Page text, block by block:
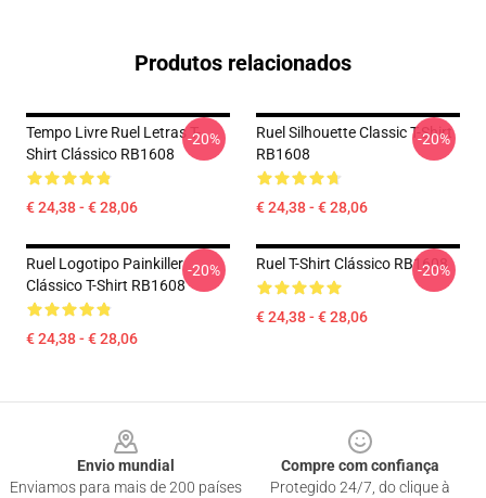
Produtos relacionados
Tempo Livre Ruel Letras T-
Shirt Clássico RB1608
€ 24,38 - € 28,06
-20%
Ruel Silhouette Classic T-Shirt
RB1608
€ 24,38 - € 28,06
-20%
Ruel Logotipo Painkiller
Clássico T-Shirt RB1608
€ 24,38 - € 28,06
-20% Ruel T-Shirt Clássico RB1608
€ 24,38 - € 28,06
-20%
Envio mundial
Enviamos para mais de 200 países
Compre com confiança
Protegido 24/7, do clique à